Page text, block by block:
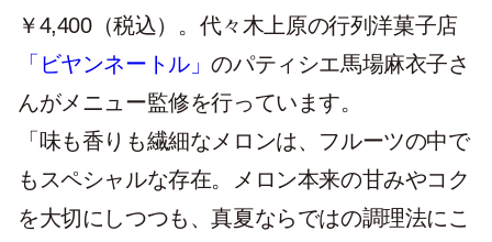
￥4,400（税込）。代々木上原の行列洋菓子店
「ビヤンネートル」のパティシエ馬場麻衣子さ
んがメニュー監修を行っています。
「味も香りも繊細なメロンは、フルーツの中で
もスペシャルな存在。メロン本来の甘みやコク
を大切にしつつも、真夏ならではの調理法にこ